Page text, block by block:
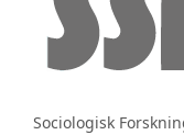
Sociologisk